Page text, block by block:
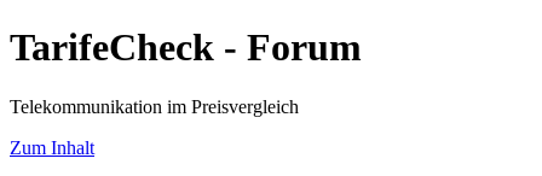
TarifeCheck - Forum
Telekommunikation im Preisvergleich
Zum Inhalt